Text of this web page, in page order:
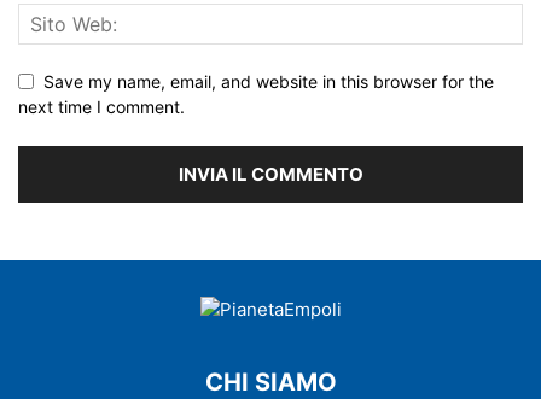
Save my name, email, and website in this browser for the
next time I comment.
CHI SIAMO